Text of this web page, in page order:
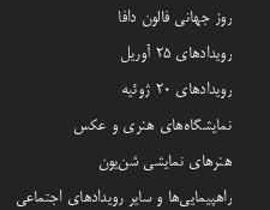
روز جهانی فالون دافا
رویدادهای ۲۵ آوریل
رویدادهای ۲۰ ژوئیه
نمایشگاه‌های هنری و عکس
هنرهای نمایشی شن‌یون
راهپیمایی‌ها و سایر رویدادهای اجتماعی